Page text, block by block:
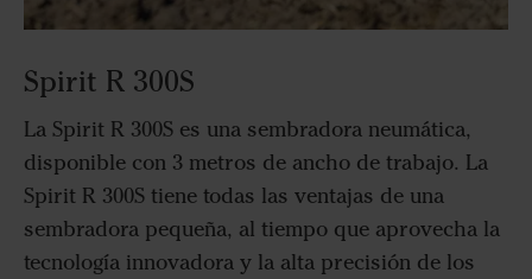
Spirit R 300S
La Spirit R 300S es una sembradora neumática,
disponible con 3 metros de ancho de trabajo. La
Spirit R 300S tiene todas las ventajas de una
sembradora pequeña, al tiempo que aprovecha la
tecnología innovadora y la alta precisión de los